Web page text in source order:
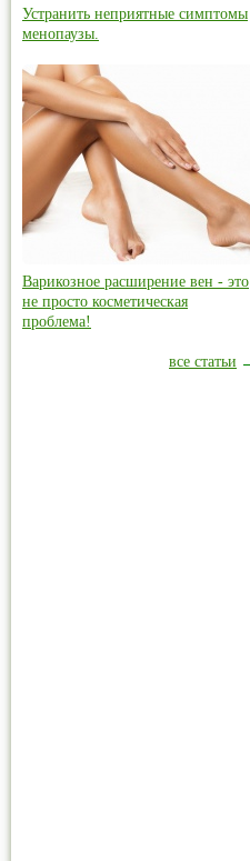
Устранить неприятные симптомы
менопаузы.
Варикозное расширение вен - это
не просто косметическая
проблема!
все статьи